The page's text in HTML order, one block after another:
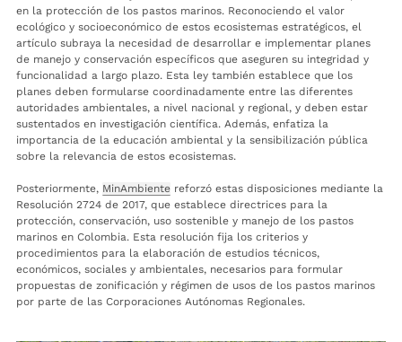
en la protección de los pastos marinos. Reconociendo el valor
ecológico y socioeconómico de estos ecosistemas estratégicos, el
artículo subraya la necesidad de desarrollar e implementar planes
de manejo y conservación específicos que aseguren su integridad y
funcionalidad a largo plazo. Esta ley también establece que los
planes deben formularse coordinadamente entre las diferentes
autoridades ambientales, a nivel nacional y regional, y deben estar
sustentados en investigación científica. Además, enfatiza la
importancia de la educación ambiental y la sensibilización pública
sobre la relevancia de estos ecosistemas.
Posteriormente, MinAmbiente reforzó estas disposiciones mediante la
Resolución 2724 de 2017, que establece directrices para la
protección, conservación, uso sostenible y manejo de los pastos
marinos en Colombia. Esta resolución fija los criterios y
procedimientos para la elaboración de estudios técnicos,
económicos, sociales y ambientales, necesarios para formular
propuestas de zonificación y régimen de usos de los pastos marinos
por parte de las Corporaciones Autónomas Regionales.